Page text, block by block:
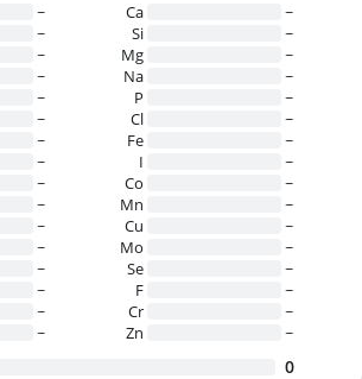
~
~
~
~
~
~
~
~
~
~
~
~
~
~
~
~
Ca
~
Si
~
Mg
~
Na
~
P
~
Cl
~
Fe
~
I
~
Co
~
Mn
~
Cu
~
Mo
~
Se
~
F
~
Cr
~
Zn
~
0